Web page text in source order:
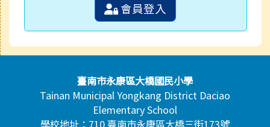
會員登入
頁尾區域內容臺南市永康區大橋國民小學
Tainan Municipal Yongkang District Daciao
Elementary School
學校地址：710 臺南市永康區大橋三街173號